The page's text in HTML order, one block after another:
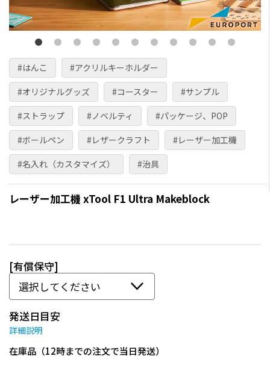
#はんこ
#アクリルキーホルダー
#オリジナルグッズ
#コースター
#サンプル
#ストラップ
#ノベルティ
#パッケージ、POP
#ボールペン
#レザークラフト
#レーザー加工機
#名入れ（カスタマイズ）
#治具
レーザー加工機 xTool F1 Ultra Makeblock
[有償保守]
発送日目安
詳細説明
在庫品（12時までの注文で当日発送）